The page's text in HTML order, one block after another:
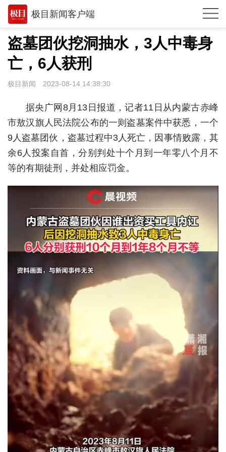
极目新闻客户端
推荐
观点
时政
湖北
世相
环球
经济
城建
科教
相亲
汽车
房产
消费
创意
文化
盗墓团伙挖洞抽水，3人中毒身
亡，6人获刑
极目新闻 2023-08-14 14:38:30
据央广网8月13日报道，记者11日从内蒙古赤峰
市敖汉旗人民法院公布的一则盗墓案件中获悉，一个
9人盗墓团伙，盗墓过程中3人死亡，因事情败露，其
余6人投案自首，分别判处十个月到一年零八个月不
等的有期徒刑，并处相应罚金。